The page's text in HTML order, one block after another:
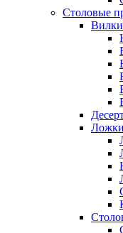
Столовые
Вилки
Ложки